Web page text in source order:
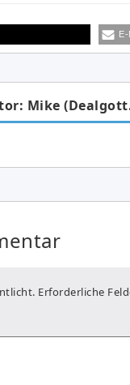
E-
Mike
Erforderliche